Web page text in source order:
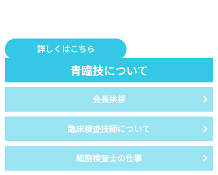
詳しくはこちら
青臨技について
会長挨拶
臨床検査技師について
細胞検査士の仕事